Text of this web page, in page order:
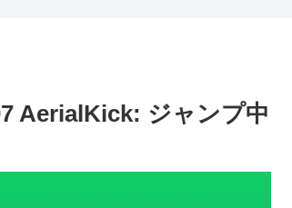
AerialKick: ジャンプ中